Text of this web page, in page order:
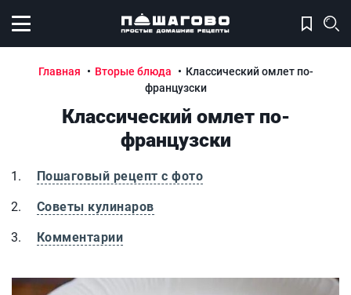
Открыть меню
Главная Вторые блюда
Классический омлет по-
французски
Классический омлет по-
французски
Пошаговый рецепт с фото
Советы кулинаров
Комментарии
Классический омлет по-французски